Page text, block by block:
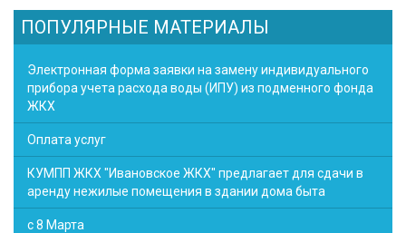
ПОПУЛЯРНЫЕ МАТЕРИАЛЫ
Электронная форма заявки на замену индивидуального
прибора учета расхода воды (ИПУ) из подменного фонда
ЖКХ
Оплата услуг
КУМПП ЖКХ "Ивановское ЖКХ" предлагает для сдачи в
аренду нежилые помещения в здании дома быта
с 8 Марта